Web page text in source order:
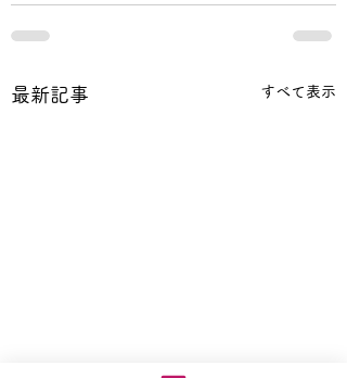
最新記事 すべて表示